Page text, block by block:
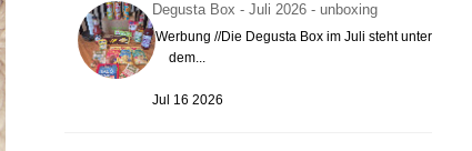
Degusta Box - Juli 2026 - unboxing
Werbung //Die Degusta Box im Juli steht unter
dem...
Jul 16 2026